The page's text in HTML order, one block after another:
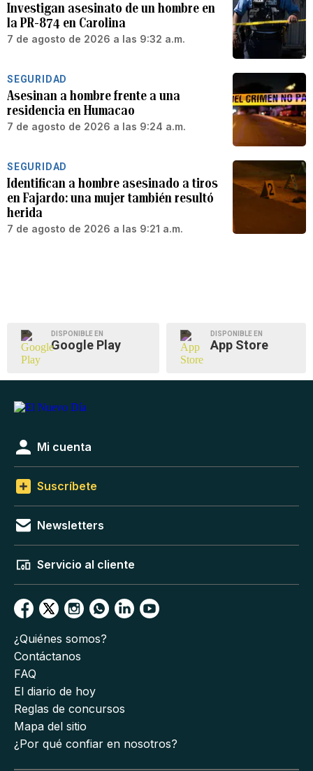
Investigan asesinato de un hombre en
la PR-874 en Carolina
7 de agosto de 2026 a las 9:32 a.m.
SEGURIDAD
Asesinan a hombre frente a una
residencia en Humacao
7 de agosto de 2026 a las 9:24 a.m.
SEGURIDAD
Identifican a hombre asesinado a tiros
en Fajardo: una mujer también resultó
herida
7 de agosto de 2026 a las 9:21 a.m.
DISPONIBLE EN
Google Play
DISPONIBLE EN
App Store
Mi cuenta
Suscríbete
Newsletters
Servicio al cliente
¿Quiénes somos?
Contáctanos
FAQ
El diario de hoy
Reglas de concursos
Mapa del sitio
¿Por qué confiar en nosotros?